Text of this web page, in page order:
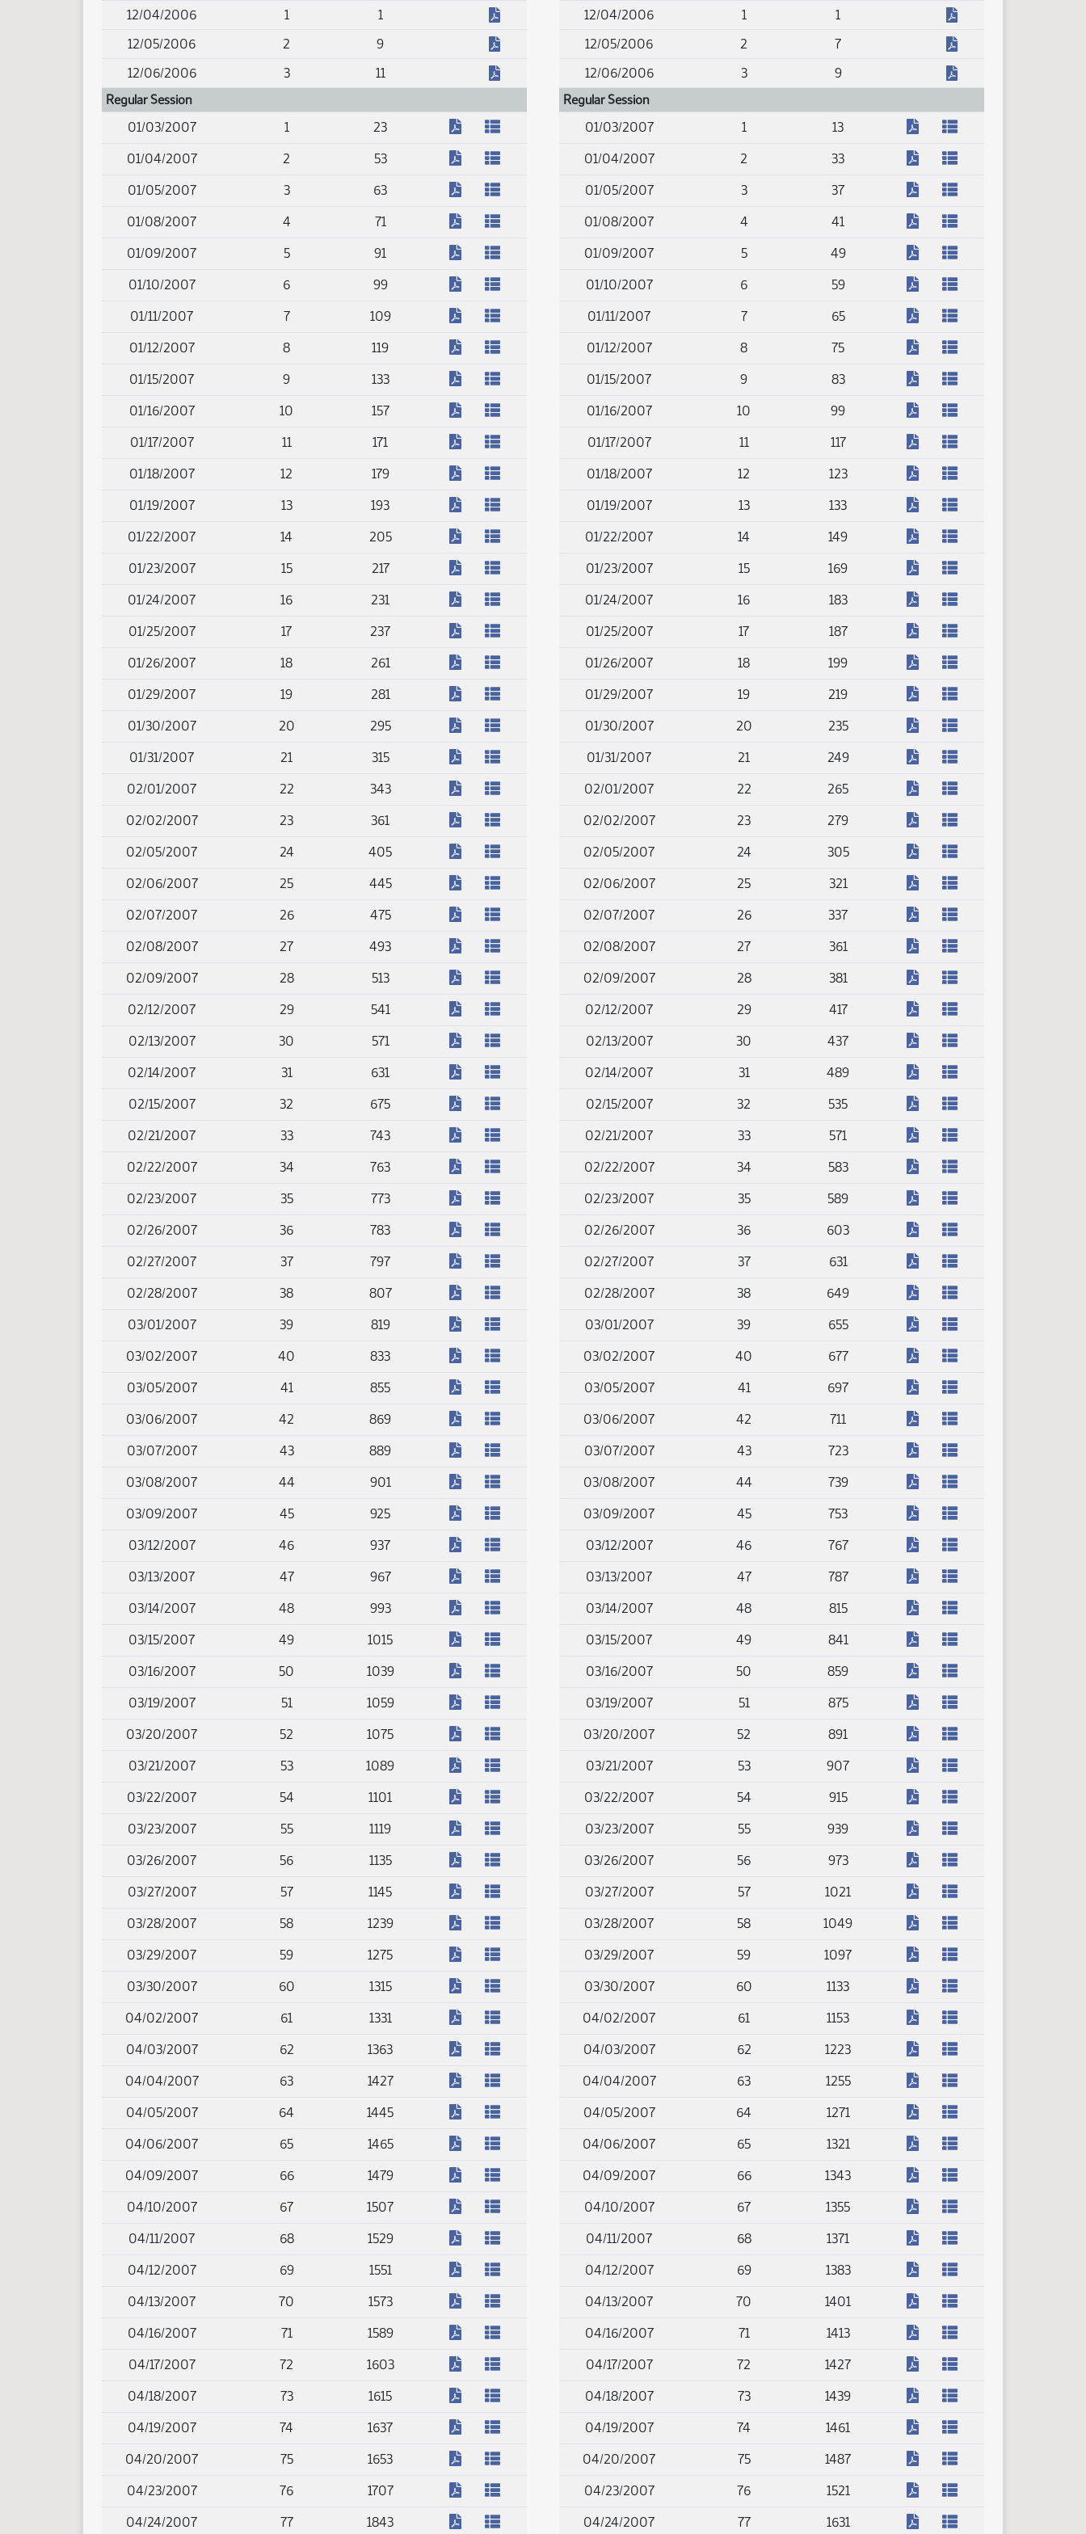
12/04/2006
1 1
12/05/2006 2 9
12/06/2006 3 11
Regular Session
01/03/2007
1 23 (PDF)
01/04/2007 2 53 (PDF)
01/05/2007 3 63 (PDF)
01/08/2007 4 71 (PDF)
01/09/2007 5 91 (PDF)
01/10/2007 6 99 (PDF)
01/11/2007 7 109 (PDF)
01/12/2007 8 119 (PDF)
01/15/2007 9 133 (PDF)
01/16/2007 10 157 (PDF)
01/17/2007 11 171 (PDF)
01/18/2007 12 179 (PDF)
01/19/2007 13 193 (PDF)
01/22/2007 14 205 (PDF)
01/23/2007 15 217 (PDF)
01/24/2007 16 231 (PDF)
01/25/2007 17 237 (PDF)
01/26/2007 18 261 (PDF)
01/29/2007 19 281 (PDF)
01/30/2007 20 295 (PDF)
01/31/2007 21 315 (PDF)
02/01/2007 22 343 (PDF)
02/02/2007 23 361 (PDF)
02/05/2007 24 405 (PDF)
02/06/2007 25 445 (PDF)
02/07/2007 26 475 (PDF)
02/08/2007 27 493 (PDF)
02/09/2007 28 513 (PDF)
02/12/2007 29 541 (PDF)
02/13/2007 30 571 (PDF)
02/14/2007 31 631 (PDF)
02/15/2007 32 675 (PDF)
02/21/2007 33 743 (PDF)
02/22/2007 34 763 (PDF)
02/23/2007 35 773 (PDF)
02/26/2007 36 783 (PDF)
02/27/2007 37 797 (PDF)
02/28/2007 38 807 (PDF)
03/01/2007 39 819 (PDF)
03/02/2007 40 833 (PDF)
03/05/2007 41 855 (PDF)
03/06/2007 42 869 (PDF)
03/07/2007 43 889 (PDF)
03/08/2007 44 901 (PDF)
03/09/2007 45 925 (PDF)
03/12/2007 46 937 (PDF)
03/13/2007 47 967 (PDF)
03/14/2007 48 993 (PDF)
03/15/2007 49 1015 (PDF)
03/16/2007 50 1039 (PDF)
03/19/2007 51 1059 (PDF)
03/20/2007 52 1075 (PDF)
03/21/2007 53 1089 (PDF)
03/22/2007 54 1101 (PDF)
03/23/2007 55 1119 (PDF)
03/26/2007 56 1135 (PDF)
03/27/2007 57 1145 (PDF)
03/28/2007 58 1239 (PDF)
03/29/2007 59 1275 (PDF)
03/30/2007 60 1315 (PDF)
04/02/2007 61 1331 (PDF)
04/03/2007 62 1363 (PDF)
04/04/2007 63 1427 (PDF)
04/05/2007 64 1445 (PDF)
04/06/2007 65 1465 (PDF)
04/09/2007 66 1479 (PDF)
04/10/2007 67 1507 (PDF)
04/11/2007 68 1529 (PDF)
04/12/2007 69 1551 (PDF)
04/13/2007 70 1573 (PDF)
04/16/2007 71 1589 (PDF)
04/17/2007 72 1603 (PDF)
04/18/2007 73 1615 (PDF)
04/19/2007 74 1637 (PDF)
04/20/2007 75 1653 (PDF)
04/23/2007 76 1707 (PDF)
04/24/2007 77 1843 (PDF)
12/04/2006
1 1
12/05/2006 2 7
12/06/2006 3 9
Regular Session
01/03/2007
1 13 (PDF)
01/04/2007 2 33 (PDF)
01/05/2007 3 37 (PDF)
01/08/2007 4 41 (PDF)
01/09/2007 5 49 (PDF)
01/10/2007 6 59 (PDF)
01/11/2007 7 65 (PDF)
01/12/2007 8 75 (PDF)
01/15/2007 9 83 (PDF)
01/16/2007 10 99 (PDF)
01/17/2007 11 117 (PDF)
01/18/2007 12 123 (PDF)
01/19/2007 13 133 (PDF)
01/22/2007 14 149 (PDF)
01/23/2007 15 169 (PDF)
01/24/2007 16 183 (PDF)
01/25/2007 17 187 (PDF)
01/26/2007 18 199 (PDF)
01/29/2007 19 219 (PDF)
01/30/2007 20 235 (PDF)
01/31/2007 21 249 (PDF)
02/01/2007 22 265 (PDF)
02/02/2007 23 279 (PDF)
02/05/2007 24 305 (PDF)
02/06/2007 25 321 (PDF)
02/07/2007 26 337 (PDF)
02/08/2007 27 361 (PDF)
02/09/2007 28 381 (PDF)
02/12/2007 29 417 (PDF)
02/13/2007 30 437 (PDF)
02/14/2007 31 489 (PDF)
02/15/2007 32 535 (PDF)
02/21/2007 33 571 (PDF)
02/22/2007 34 583 (PDF)
02/23/2007 35 589 (PDF)
02/26/2007 36 603 (PDF)
02/27/2007 37 631 (PDF)
02/28/2007 38 649 (PDF)
03/01/2007 39 655 (PDF)
03/02/2007 40 677 (PDF)
03/05/2007 41 697 (PDF)
03/06/2007 42 711 (PDF)
03/07/2007 43 723 (PDF)
03/08/2007 44 739 (PDF)
03/09/2007 45 753 (PDF)
03/12/2007 46 767 (PDF)
03/13/2007 47 787 (PDF)
03/14/2007 48 815 (PDF)
03/15/2007 49 841 (PDF)
03/16/2007 50 859 (PDF)
03/19/2007 51 875 (PDF)
03/20/2007 52 891 (PDF)
03/21/2007 53 907 (PDF)
03/22/2007 54 915 (PDF)
03/23/2007 55 939 (PDF)
03/26/2007 56 973 (PDF)
03/27/2007 57 1021 (PDF)
03/28/2007 58 1049 (PDF)
03/29/2007 59 1097 (PDF)
03/30/2007 60 1133 (PDF)
04/02/2007 61 1153 (PDF)
04/03/2007 62 1223 (PDF)
04/04/2007 63 1255 (PDF)
04/05/2007 64 1271 (PDF)
04/06/2007 65 1321 (PDF)
04/09/2007 66 1343 (PDF)
04/10/2007 67 1355 (PDF)
04/11/2007 68 1371 (PDF)
04/12/2007 69 1383 (PDF)
04/13/2007 70 1401 (PDF)
04/16/2007 71 1413 (PDF)
04/17/2007 72 1427 (PDF)
04/18/2007 73 1439 (PDF)
04/19/2007 74 1461 (PDF)
04/20/2007 75 1487 (PDF)
04/23/2007 76 1521 (PDF)
04/24/2007 77 1631 (PDF)